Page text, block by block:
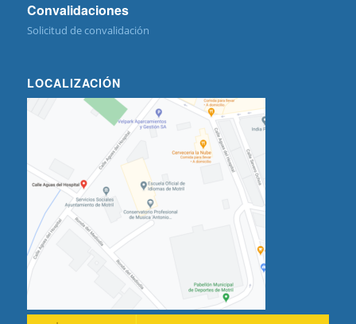
Convalidaciones
Solicitud de convalidación
LOCALIZACIÓN